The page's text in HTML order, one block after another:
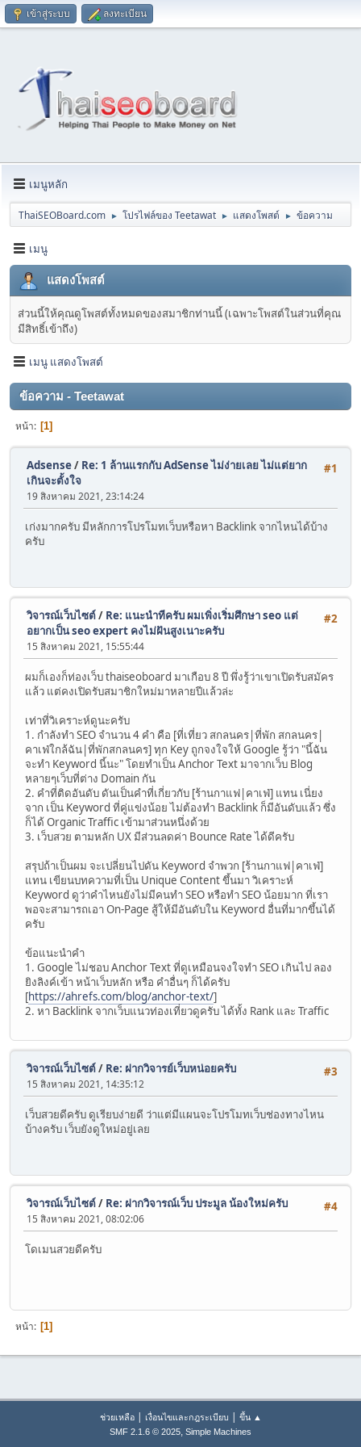
เข้าสู่ระบบ ลงทะเบียน
เมนูหลัก
ThaiSEOBoard.com ► โปรไฟล์ของ Teetawat ► แสดงโพสต์ ► ข้อความ
เมนู
แสดงโพสต์
ส่วนนี้ให้คุณดูโพสต์ทั้งหมดของสมาชิกท่านนี้ (เฉพาะโพสต์ในส่วนที่คุณ
มีสิทธิ์เข้าถึง)
เมนู แสดงโพสต์
ข้อความ - Teetawat
หน้า 1
#1
Adsense/ Re: 1 ล้านแรกกับ AdSense ไม่ง่ายเลย ไม่แต่ยาก
เกินจะตั้งใจ
19 สิงหาคม 2021, 23:14:24
เก่งมากครับ มีหลักการโปรโมทเว็บหรือหา Backlink จากไหนได้บ้าง
ครับ
#2
วิจารณ์เว็บไซต์/ Re: แนะนำทีครับ ผมเพิ่งเริ่มศึกษา seo แต่
อยากเป็น seo expert คงไม่ฝันสูงเนาะครับ
15 สิงหาคม 2021, 15:55:44
ผมก็เองก็ท่องเว็บ thaiseoboard มาเกือบ 8 ปี พึ่งรู้ว่าเขาเปิดรับสมัคร
แล้ว แต่คงเปิดรับสมาชิกใหม่มาหลายปีแล้วล่ะ
เท่าที่วิเคราะห์ดูนะครับ
1. กำลังทำ SEO จำนวน 4 คำ คือ [ที่เที่ยว สกลนคร|ที่พัก สกลนคร|
คาเฟ่ใกล้ฉัน|ที่พักสกลนคร] ทุก Key ถูกจงใจให้ Google รู้ว่า "นี้ฉัน
จะทำ Keyword นี้นะ" โดยทำเป็น Anchor Text มาจากเว็บ Blog
หลายๆเว็บที่ต่าง Domain กัน
2. คำที่ติดอันดับ ดันเป็นคำที่เกี่ยวกับ [ร้านกาแฟ|คาเฟ่] แทน เนี่ยง
จาก เป็น Keyword ที่คู่แข่งน้อย ไม่ต้องทำ Backlink ก็มีอันดับแล้ว ซึ่ง
ก็ได้ Organic Traffic เข้ามาส่วนหนึ่งด้วย
3. เว็บสวย ตามหลัก UX มีส่วนลดค่า Bounce Rate ได้ดีครับ
สรุปถ้าเป็นผม จะเปลี่ยนไปดัน Keyword จำพวก [ร้านกาแฟ|คาเฟ่]
แทน เขียนบทความที่เป็น Unique Content ขึ้นมา วิเคราะห์
Keyword ดูว่าคำไหนยังไม่มีคนทำ SEO หรือทำ SEO น้อยมาก ที่เรา
พอจะสามารถเอา On-Page สู้ให้มีอันดับใน Keyword อื่นที่มากขึ้นได้
ครับ
ข้อแนะนำคำ
1. Google ไม่ชอบ Anchor Text ที่ดูเหมือนจงใจทำ SEO เกินไป ลอง
ยิงลิงค์เข้า หน้าเว็บหลัก หรือ คำอื่นๆ ก็ได้ครับ
[https://ahrefs.com/blog/anchor-text/]
2. หา Backlink จากเว็บแนวท่องเที่ยวดูครับ ได้ทั้ง Rank และ Traffic
#3
วิจารณ์เว็บไซต์/ Re: ฝากวิจารย์เว็บหน่อยครับ
15 สิงหาคม 2021, 14:35:12
เว็บสวยดีครับ ดูเรียบง่ายดี ว่าแต่มีแผนจะโปรโมทเว็บช่องทางไหน
บ้างครับ เว็บยังดูใหม่อยู่เลย
#4
วิจารณ์เว็บไซต์/ Re: ฝากวิจารณ์เว็บ ประมูล น้องใหม่ครับ
15 สิงหาคม 2021, 08:02:06
โดเมนสวยดีครับ
หน้า 1
ช่วยเหลือ| เงื่อนไขและกฎระเบียบ | ขึ้น ▲
SMF 2.1.6 © 2025, Simple Machines